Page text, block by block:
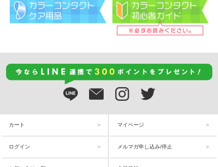
カート マイページ
ログイン メルマガ申し込み/停止